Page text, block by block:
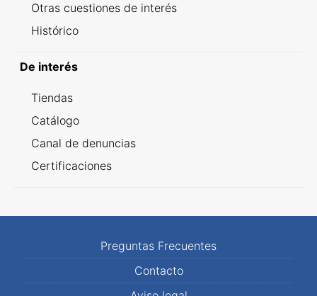
Otras cuestiones de interés
Histórico
De interés
Tiendas
Catálogo
Canal de denuncias
Certificaciones
Preguntas Frecuentes
Contacto